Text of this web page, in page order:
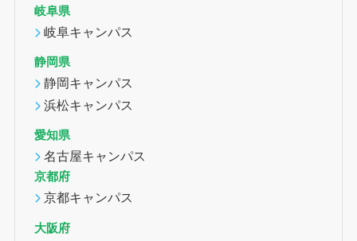
岐阜県
岐阜キャンパス
静岡県
静岡キャンパス
浜松キャンパス
愛知県
名古屋キャンパス
京都府
京都キャンパス
大阪府